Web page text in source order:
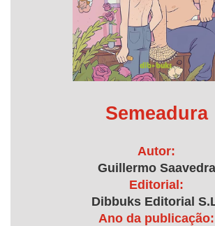
Semeadura
Autor:
Guillermo Saavedra
Editorial:
Dibbuks Editorial
Ano da publicação: